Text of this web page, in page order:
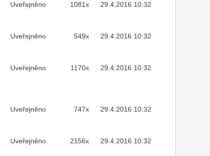
Uveřejněno 1081x 29.4.2016 10:32
Uveřejněno 549x 29.4.2016 10:32
Uveřejněno 1170x 29.4.2016 10:32
Uveřejněno 747x 29.4.2016 10:32
Uveřejněno 2156x 29.4.2016 10:32